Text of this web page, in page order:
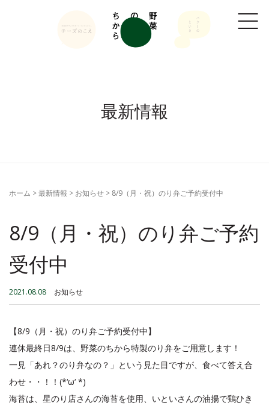
最新情報
ホーム > 最新情報 > お知らせ > 8/9（月・祝）のり弁ご予約受付中
8/9（月・祝）のり弁ご予約
受付中
2021.08.08 お知らせ
【8/9（月・祝）のり弁ご予約受付中】
連休最終日8/9は、野菜のちから特製のり弁をご用意します！
一見「あれ？のり弁なの？」という見た目ですが、食べて答え合
わせ・・！！(*‘ω‘ *)
海苔は、星のり店さんの海苔を使用、いといさんの油揚で鶏ひき